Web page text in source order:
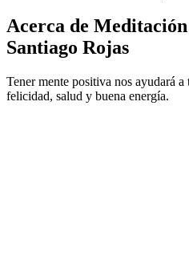
Acerca de
Santiago Rojas
Tener mente positiva nos ayudará
felicidad, salud y buena energía.